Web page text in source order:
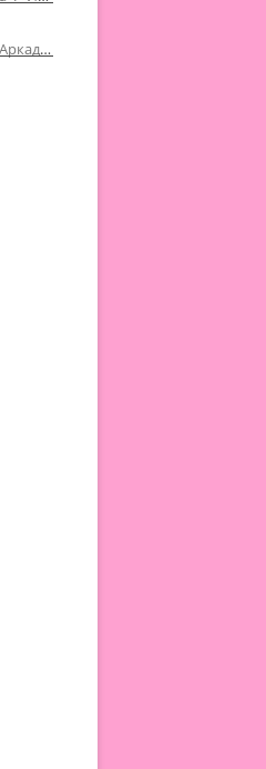
Релиз 2-й серии «БДСМ-людей» от «Аркада Фильм»